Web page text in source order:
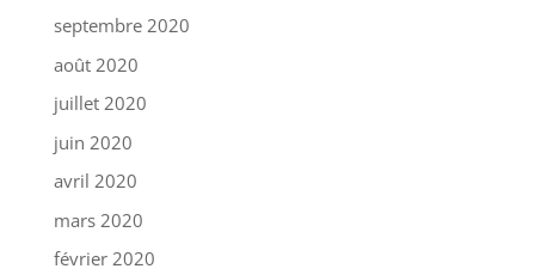
septembre 2020
août 2020
juillet 2020
juin 2020
avril 2020
mars 2020
février 2020